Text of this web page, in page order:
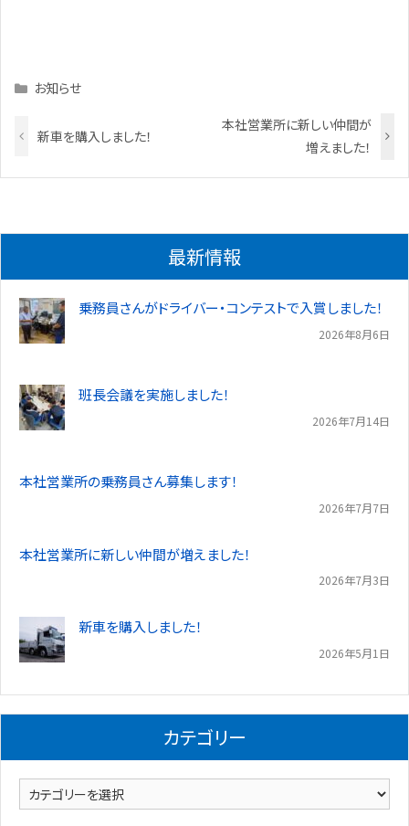
Categories
お知らせ
新車を購入しました！
本社営業所に新しい仲間が
増えました！
最新情報
乗務員さんがドライバー・コンテストで入賞しました！
2026年8月6日
班長会議を実施しました！
2026年7月14日
本社営業所の乗務員さん募集します！
2026年7月7日
本社営業所に新しい仲間が増えました！
2026年7月3日
新車を購入しました！
2026年5月1日
カテゴリー
カ
テ